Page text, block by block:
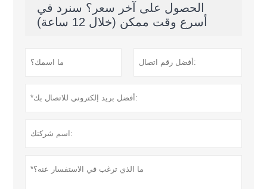
الحصول على آخر سعر؟ سنرد في
أسرع وقت ممكن (خلال 12 ساعة)